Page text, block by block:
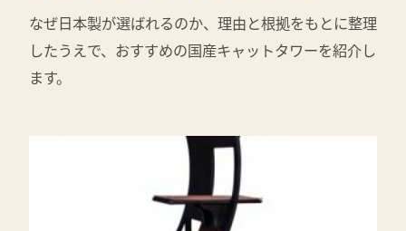
なぜ日本製が選ばれるのか、理由と根拠をもとに整理
したうえで、おすすめの国産キャットタワーを紹介し
ます。